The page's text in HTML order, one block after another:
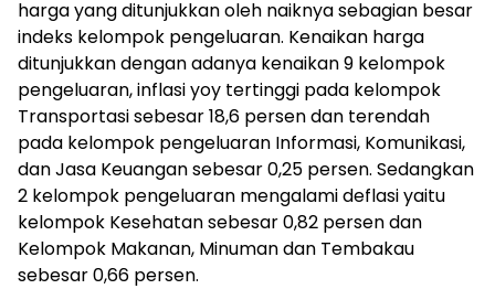
harga yang ditunjukkan oleh naiknya sebagian besar
indeks kelompok pengeluaran. Kenaikan harga
ditunjukkan dengan adanya kenaikan 9 kelompok
pengeluaran, inflasi yoy tertinggi pada kelompok
Transportasi sebesar 18,6 persen dan terendah
pada kelompok pengeluaran Informasi, Komunikasi,
dan Jasa Keuangan sebesar 0,25 persen. Sedangkan
2 kelompok pengeluaran mengalami deflasi yaitu
kelompok Kesehatan sebesar 0,82 persen dan
Kelompok Makanan, Minuman dan Tembakau
sebesar 0,66 persen.